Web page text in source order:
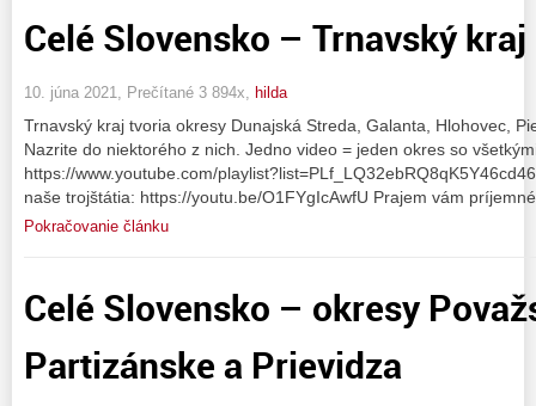
Celé Slovensko – Trnavský
10. júna 2021, Prečítané 3 894x, hilda
Trnavský kraj tvoria okresy Dunajská Streda, Galanta, Hlohovec,
Nazrite do niektorého z nich. Jedno video = jeden okres so
https://www.youtube.com/
naše trojštátia: https://youtu.be/O1FYgIcAwfU Prajem vám
Pokračovanie článku
Celé Slovensko – okresy
Partizánske a Prievidza